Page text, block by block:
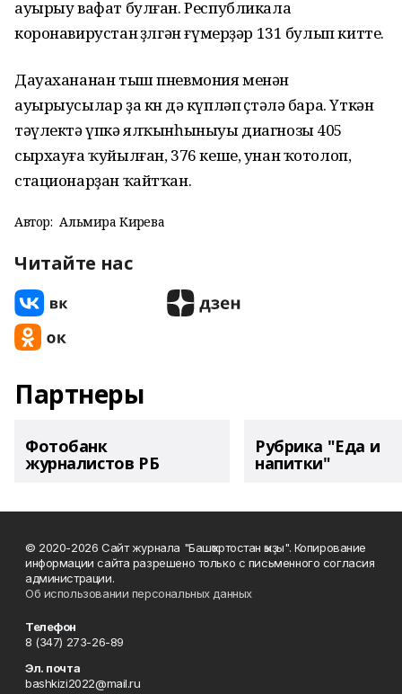
ауырыу вафат булған. Республикала
коронавирустан өҙөлгән ғүмерҙәр 131 булып китте.
Дауахананан тыш пневмония менән
ауырыусылар ҙа көн дә күпләп өҫтәлә бара. Үткән
тәүлектә үпкә ялҡынһыныуы диагнозы 405
сырхауға ҡуйылған, 376 кеше, унан ҡотолоп,
стационарҙан ҡайтҡан.
Автор: Альмира Кирәева
Читайте нас
Партнеры
Фотобанк
журналистов РБ
Рубрика "Еда и
напитки"
© 2020-2026 Сайт журнала "Башҡортостан ҡыҙы". Копирование
информации сайта разрешено только с письменного согласия
администрации.
Об использовании персональных данных
Телефон
8 (347) 273-26-89
Эл. почта
bashkizi2022@mail.ru